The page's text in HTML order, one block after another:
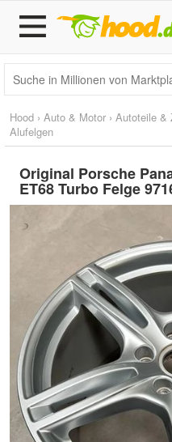
Hood › Auto & Motor › Autoteile &
Alufelgen
Original Porsche
ET68 Turbo Felge